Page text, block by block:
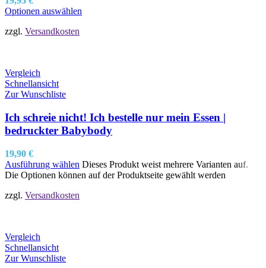
Optionen auswählen
zzgl. Versandkosten
Vergleich
Schnellansicht
Zur Wunschliste
Ich schreie nicht! Ich bestelle nur mein Essen |
bedruckter Babybody
19,90 €
Ausführung wählen Dieses Produkt weist mehrere Varianten auf.
Die Optionen können auf der Produktseite gewählt werden
zzgl. Versandkosten
Vergleich
Schnellansicht
Zur Wunschliste